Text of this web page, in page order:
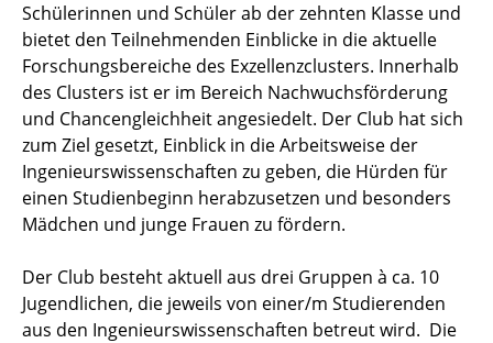
Post-Docs
⯇ zurück zur Hauptseite
Schülerinnen und Schüler ab der zehnten Klasse und
bietet den Teilnehmenden Einblicke in die aktuelle
Forschungsbereiche des Exzellenzclusters. Innerhalb
des Clusters ist er im Bereich Nachwuchsförderung
und Chancengleichheit angesiedelt. Der Club hat sich
zum Ziel gesetzt, Einblick in die Arbeitsweise der
Ingenieurswissenschaften zu geben, die Hürden für
einen Studienbeginn herabzusetzen und besonders
Mädchen und junge Frauen zu fördern.
Der Club besteht aktuell aus drei Gruppen à ca. 10
Jugendlichen, die jeweils von einer/m Studierenden
aus den Ingenieurswissenschaften betreut wird. Die